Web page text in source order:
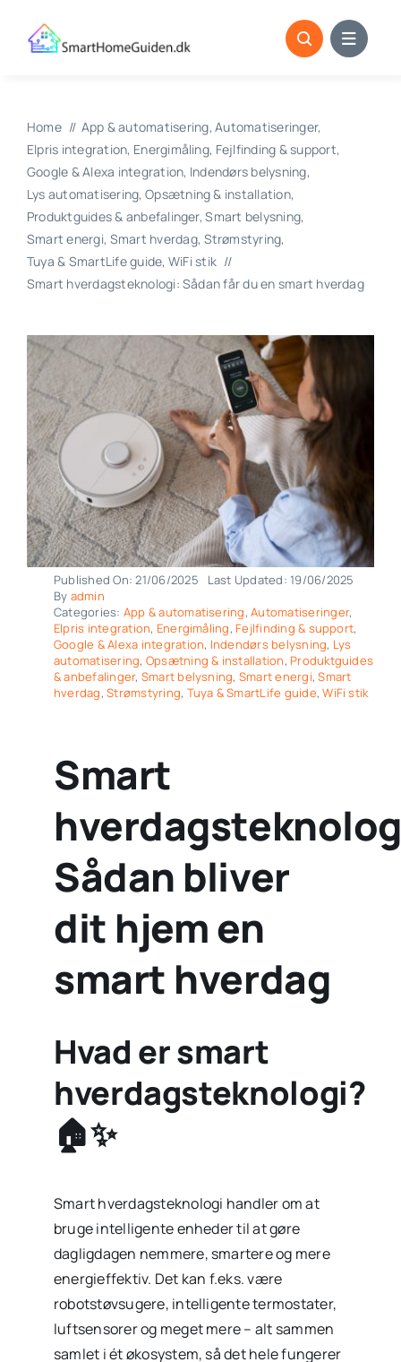
Home App & automatisering Automatiseringer
Elpris integration Energimåling Fejlfinding & support
Google & Alexa integration Indendørs belysning
Lys automatisering Opsætning & installation
Produktguides & anbefalinger Smart belysning
Smart energi Smart hverdag Strømstyring
Tuya & SmartLife guide WiFi stik
Smart hverdagsteknologi: Sådan får du en smart hverdag
Published On: 21/06/2025
Last Updated: 19/06/2025
By admin
Categories: App & automatisering,Automatiseringer,
Elpris integration, Energimåling, Fejlfinding & support,
Google & Alexa integration, Indendørs belysning, Lys
automatisering, Opsætning & installation, Produktguides
& anbefalinger, Smart belysning, Smart energi,Smart
hverdag,Strømstyring, Tuya & SmartLife guide,WiFi stik
Smart
Sådan bliver
dit hjem en
smart hverdag
Hvad er smart
hverdagsteknologi?
🏠✨
Smart hverdagsteknologi handler om at
bruge intelligente enheder til at gøre
dagligdagen nemmere, smartere og mere
energieffektiv. Det kan f.eks. være
robotstøvsugere, intelligente termostater,
luftsensorer og meget mere – alt sammen
samlet i ét økosystem, så det hele fungerer